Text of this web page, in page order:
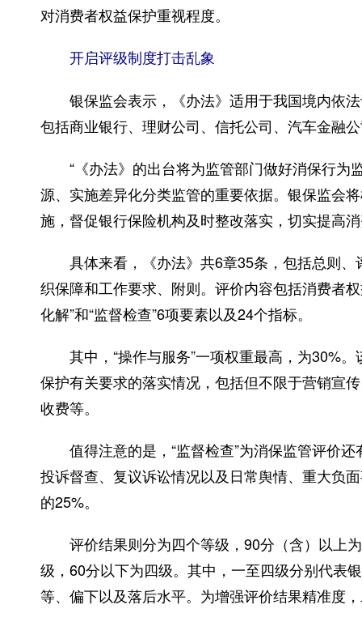
对消费者权益保护重视程度。
开启评级制度打击乱象
银保监会表示，《办法》适用于我国境内依法
包括商业银行、理财公司、信托公司、汽车金融
“《办法》的出台将为监管部门做好消保行为
源、实施差异化分类监管的重要依据。银保监会
施，督促银行保险机构及时整改落实，切实提高
具体来看，《办法》共6章35条，包括总则、
织保障和工作要求、附则。评价内容包括消费者权
化解”和“监督检查”6项要素以及24个指标。
其中，“操作与服务”一项权重最高，为30%。
保护有关要求的落实情况，包括但不限于营销宣
收费等。
值得注意的是，“监督检查”为消保监管评价还
投诉督查、复议诉讼情况以及日常舆情、重大负
的25%。
评价结果则分为四个等级，90分（含）以上
级，60分以下为四级。其中，一至四级分别代表
等、偏下以及落后水平。为增强评价结果精准度